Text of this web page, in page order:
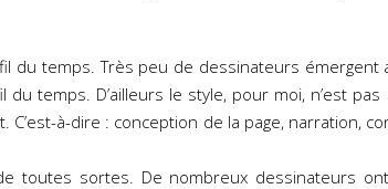
du temps. Très peu de dessinateurs émergent
du temps. D’ailleurs le style, pour moi, n’est
C’est-à-dire : conception de la page, narration,
toutes sortes. De nombreux dessinateurs